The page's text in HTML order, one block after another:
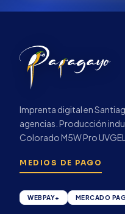
Imprenta digital en
agencias. Producción
Colorado M5W Pro UVGEL.
MEDIOS DE PAGO
WEBPAY+ MERCADO